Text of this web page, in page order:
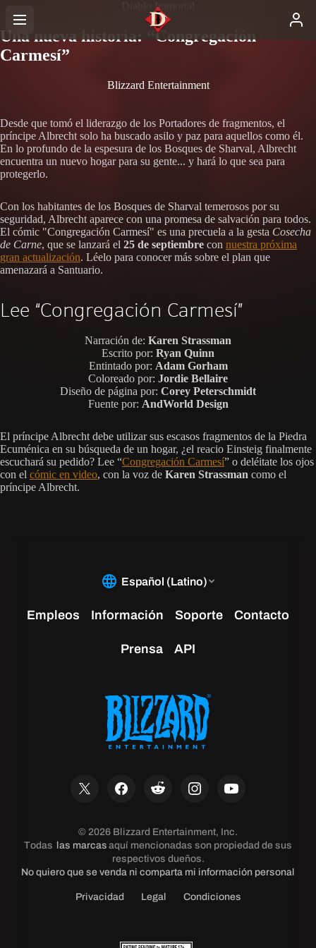
Diablo Immortal
Una nueva historia: “Congregación
Carmesí”
Blizzard Entertainment
Desde que tomó el liderazgo de los Portadores de fragmentos, el
príncipe Albrecht solo ha buscado asilo y paz para aquellos como él.
En lo profundo de la espesura de los Bosques de Sharval, Albrecht
encuentra un nuevo hogar para su gente... y hará lo que sea para
protegerlo.
Con los habitantes de los Bosques de Sharval temerosos por su
seguridad, Albrecht aparece con una promesa de salvación para todos.
El cómic "Congregación Carmesí" es una precuela a la gesta Cosecha
de Carne, que se lanzará el 25 de septiembre con nuestra próxima
gran actualización. Léelo para conocer más sobre el plan que
amenazará a Santuario.
Lee “Congregación Carmesí”
Narración de: Karen Strassman
Escrito por: Ryan Quinn
Entintado por: Adam Gorham
Coloreado por: Jordie Bellaire
Diseño de página por: Corey Peterschmidt
Fuente por: AndWorld Design
El príncipe Albrecht debe utilizar sus escasos fragmentos de la Piedra
Ecuménica en su búsqueda de un hogar, ¿el reacio Einsteig finalmente
escuchará su pedido? Lee “Congregación Carmesí” o deléitate los ojos
con el cómic en video, con la voz de Karen Strassman como el
príncipe Albrecht.